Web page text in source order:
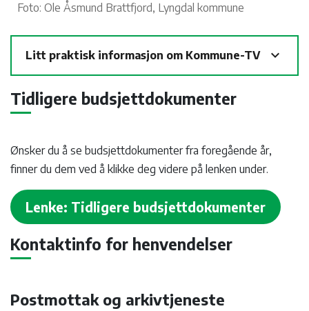
Foto: Ole Åsmund Brattfjord, Lyngdal kommune
Litt praktisk informasjon om Kommune-TV expand_more
Tidligere budsjettdokumenter
Ønsker du å se budsjettdokumenter fra foregående år,
finner du dem ved å klikke deg videre på lenken under.
Lenke: Tidligere budsjettdokumenter
Kontaktinfo for henvendelser
Postmottak og arkivtjeneste